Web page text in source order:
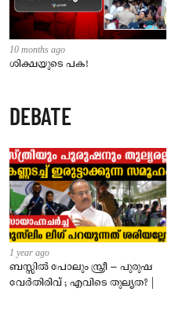
10 months ago
ശിക്ഷയുടെ പക!
DEBATE
1 year ago
ബസ്സിൽ പോലും സ്ത്രീ – പുരുഷ
വേർതിരിവ് ; എവിടെ തുല്യത? |